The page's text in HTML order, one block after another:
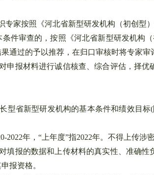
家按照《河北省新型研发机构（初创型
件审查的，按照《河北省新型研发机构
通过的予以推荐，在归口审核时将专家审
报材料进行诚信核查、综合评估，择优
省新型研发机构的基本条件和绩效目标
年，“上年度”指2022年。不得上传涉
报的数据和上传材料的真实性、准确性
报资格。